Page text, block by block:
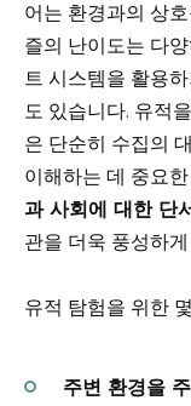
어는 환경과의 상
즐의 난이도는 다
트 시스템을 활용
도 있습니다. 유적
은 단순히 수집의
이해하는 데 중요
과 사회에 대한 단
관을 더욱 풍성하
유적 탐험을 위한
주변 환경을